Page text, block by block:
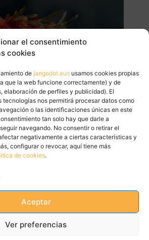
el consentimiento
cookies
de jangodot.eus usamos cookies propias
que la web funcione correctamente) y de
elaboración de perfiles y publicidad). El
tecnologías nos permitirá procesar datos como
o las identificaciones únicas en este
tan solo hay que darle a
navegando. No consentir o retirar el
negativamente a ciertas características y
configurar o revocar, aquí tiene más
de cookies.
Aceptar
Ver preferencias